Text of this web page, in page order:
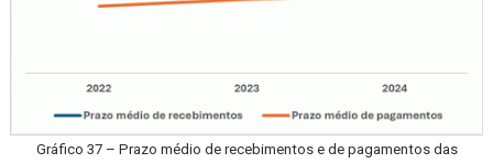
Gráfico 37 – Prazo médio de recebimentos e de pagamentos das